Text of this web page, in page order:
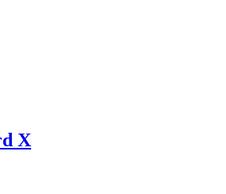
X